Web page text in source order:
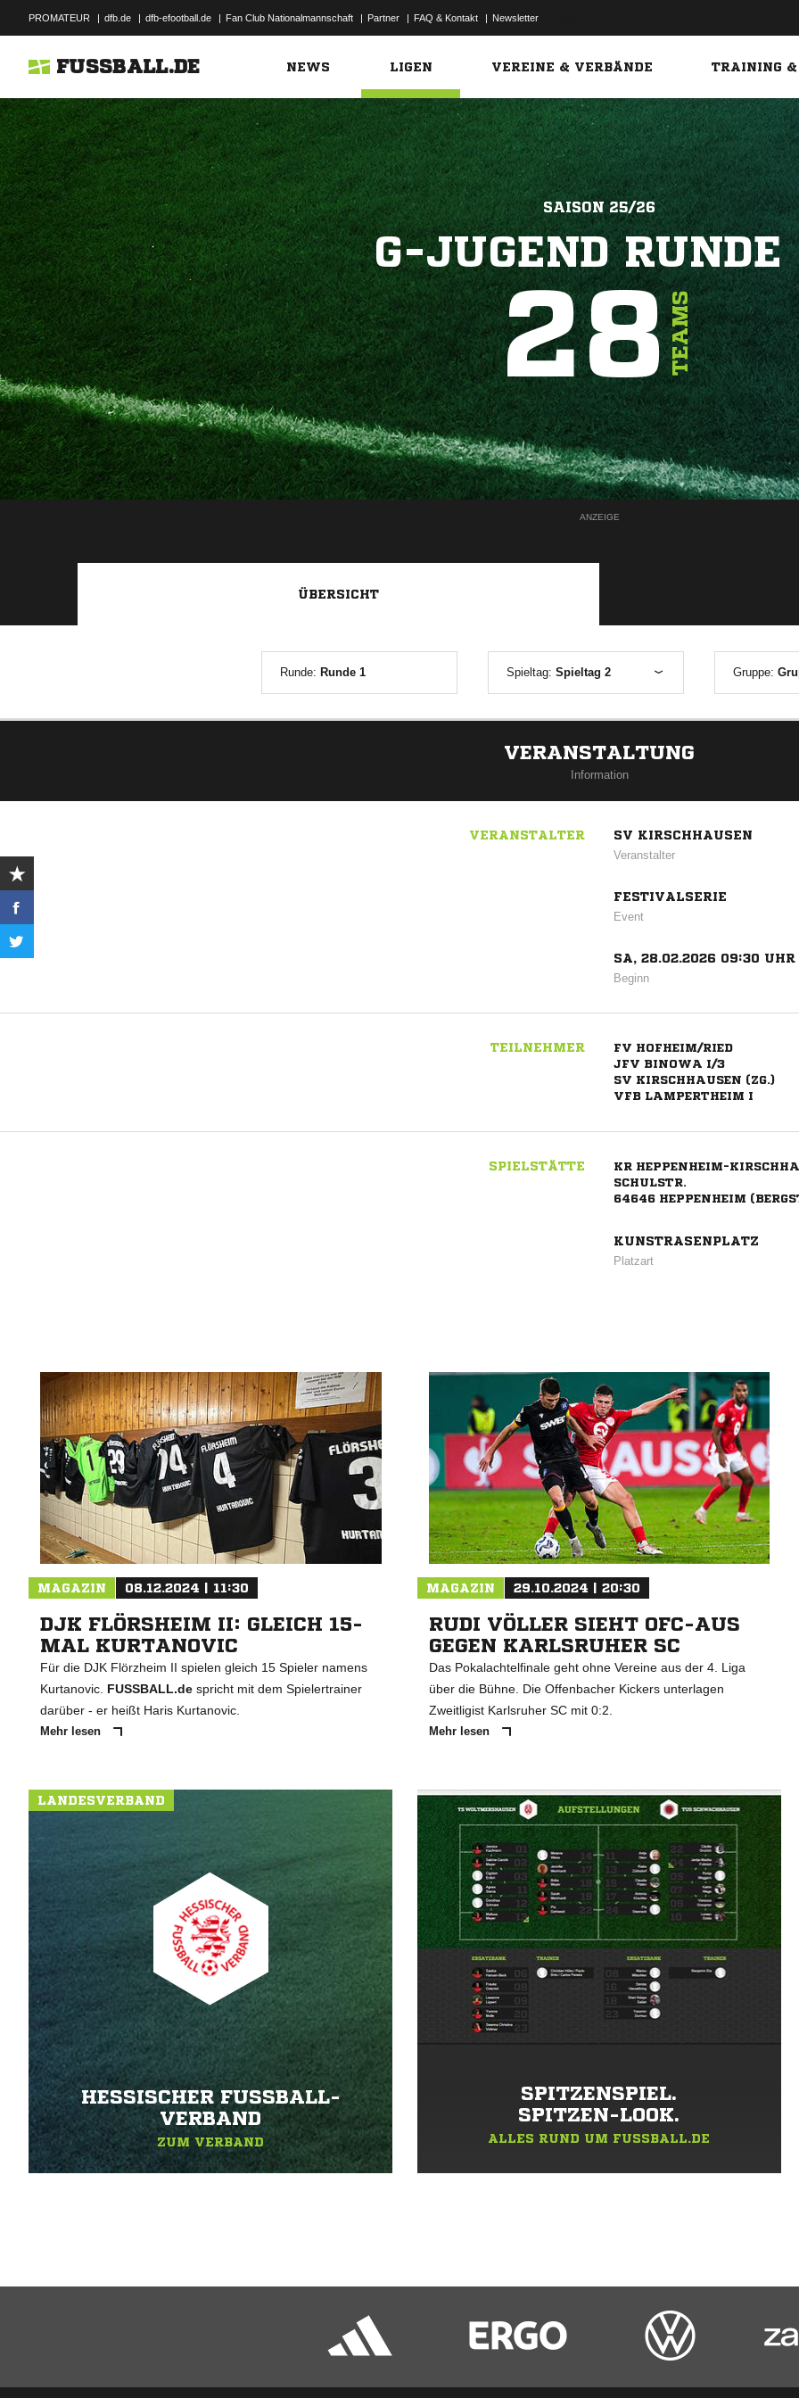
PROMATEUR | dfb.de | dfb-efootball.de | Fan Club Nationalmannschaft | Partner | FAQ & Kontakt | Newsletter
FUSSBALL.DE NEWS LIGEN VEREINE & VERBÄNDE TRAINING &
SAISON 25/26
G-JUGEND RUNDE
28TEAMS
ANZEIGE
ÜBERSICHT
Runde: Runde 1 Spieltag: Spieltag 2 Gruppe:
VERANSTALTUNG
Information
VERANSTALTER SV KIRSCHHAUSEN
Veranstalter
FESTIVALSERIE
Event
SA, 28.02.2026 09:30 UHR
Beginn
TEILNEHMER
FV HOFHEIM/RIED
JFV BINOWA I/3
SV KIRSCHHAUSEN (ZG.)
VFB LAMPERTHEIM I
SPIELSTÄTTE
KR HEPPENHEIM-
SCHULSTR.
64646 HEPPENHEIM
KUNSTRASENPLATZ
Platzart
MAGAZIN 08.12.2024 | 11:30
DJK FLÖRSHEIM II: GLEICH 15-
MAL KURTANOVIC
Für die DJK Flörzheim II spielen gleich 15 Spieler namens
Kurtanovic. FUSSBALL.de spricht mit dem Spielertrainer
darüber - er heißt Haris Kurtanovic.
Mehr lesen
MAGAZIN 29.10.2024 | 20:30
RUDI VÖLLER SIEHT OFC-AUS
GEGEN KARLSRUHER SC
Das Pokalachtelfinale geht ohne Vereine aus der 4. Liga
über die Bühne. Die Offenbacher Kickers unterlagen
Zweitligist Karlsruher SC mit 0:2.
Mehr lesen
LANDESVERBAND
HESSISCHER FUSSBALL-V
ERBAND
ZUM VERBAND
SPITZENSPIEL.
SPITZEN-LOOK.
ALLES RUND UM FUSSBALL.DE